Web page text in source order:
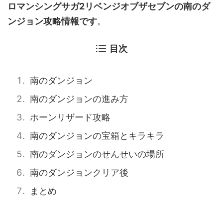
ロマンシングサガ2リベンジオブザセブンの南のダ
ンジョン攻略情報です。
目次
南のダンジョン
南のダンジョンの進み方
ホーンリザード攻略
南のダンジョンの宝箱とキラキラ
南のダンジョンのせんせいの場所
南のダンジョンクリア後
まとめ